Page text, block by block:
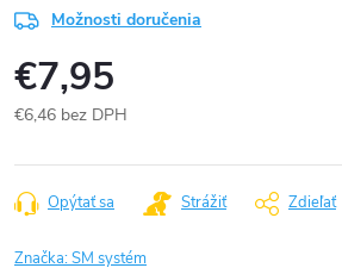
Možnosti doručenia
€7,95
€6,46 bez DPH
cena:
Opýtať sa Strážiť Zdieľať
Značka:SM systém